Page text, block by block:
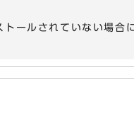
ールされていない場合